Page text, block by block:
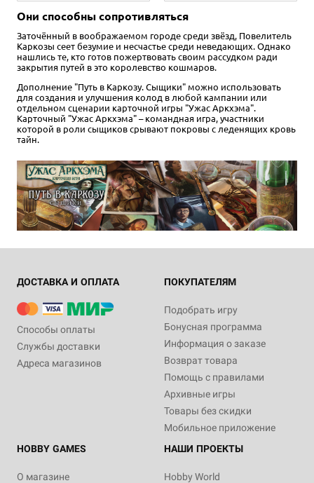
Они способны сопротивляться
Заточённый в воображаемом городе среди звёзд, Повелитель
Каркозы сеет безумие и несчастье среди неведающих. Однако
нашлись те, кто готов пожертвовать своим рассудком ради
закрытия путей в это королевство кошмаров.
Дополнение "Путь в Каркозу. Сыщики" можно использовать
для создания и улучшения колод в любой кампании или
отдельном сценарии карточной игры "Ужас Аркхэма".
Карточный "Ужас Аркхэма" – командная игра, участники
которой в роли сыщиков срывают покровы с леденящих кровь
тайн.
ДОСТАВКА И ОПЛАТА
Способы оплаты
Службы доставки
Адреса магазинов
ПОКУПАТЕЛЯМ
Подобрать игру
Бонусная программа
Информация о заказе
Возврат товара
Помощь с правилами
Архивные игры
Товары без скидки
Мобильное приложение
HOBBY GAMES
О магазине
НАШИ ПРОЕКТЫ
Hobby World